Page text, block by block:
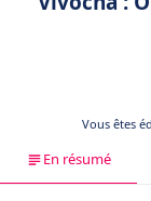
Vous êtes
En résumé